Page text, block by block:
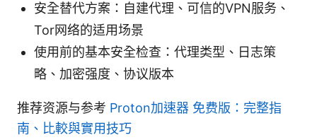
安全替代方案：自建代理、可信的VPN服务、
Tor网络的适用场景
使用前的基本安全检查：代理类型、日志策
略、加密强度、协议版本
推荐资源与参考 Proton加速器 免费版：完整指
南、比較與實用技巧